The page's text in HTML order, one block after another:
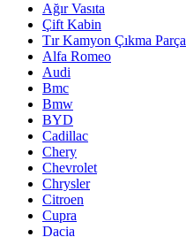
Ağır Vasıta
Çift Kabin
Tır Kamyon Çıkma Parça
Alfa Romeo
Audi
Bmc
Bmw
BYD
Cadillac
Chery
Chevrolet
Chrysler
Citroen
Cupra
Dacia